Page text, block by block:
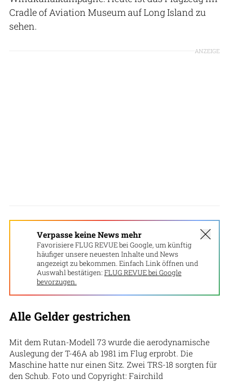
Cradle of Aviation Museum auf Long Island zu
sehen.
ANZEIGE
Verpasse keine News mehr
Favorisiere FLUG REVUE bei Google, um künftig
häufiger unsere neuesten Inhalte und News
angezeigt zu bekommen. Einfach Link öffnen und
Auswahl bestätigen: FLUG REVUE bei Google
bevorzugen.
Alle Gelder gestrichen
Mit dem Rutan-Modell 73 wurde die aerodynamische
Auslegung der T-46A ab 1981 im Flug erprobt. Die
Maschine hatte nur einen Sitz. Zwei TRS-18 sorgten für
den Schub. Foto und Copyright: Fairchild